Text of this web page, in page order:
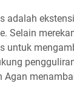
adalah
Selain
untuk
Agan